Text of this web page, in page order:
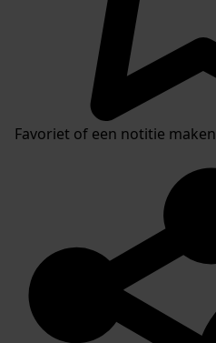
Favoriet of een notitie maken